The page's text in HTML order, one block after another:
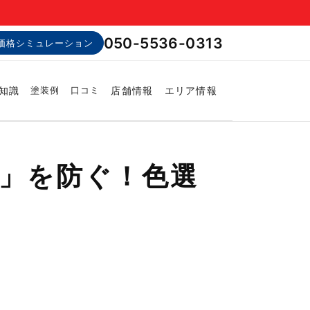
格シミュレーション 050-5536-0313
識 塗装例 口コミ 店舗情報 エリア情報
を防ぐ！色選